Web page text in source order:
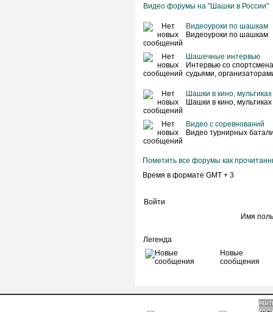
Видео форумы на "Шашки в России"
Видеоуроки по шашкам
Видеоуроки по шашкам
Шашечные интервью
Интервью со
судьями,
Шашки в кино,
Шашки в кино,
Видео с соревнований
Видео турнирных
Пометить все форумы как
Время в формате GMT + 3
Войти
Имя
Легенда
Новые
сообщения